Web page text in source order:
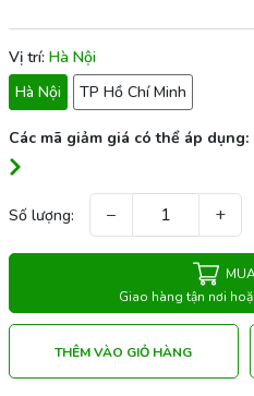
Vị trí: Hà Nội
Hà Nội
TP Hồ Chí Minh
Các mã giảm giá có thể áp dụng:
Số lượng: − +
Giao hàng tận nơi
THÊM VÀO GIỎ HÀNG